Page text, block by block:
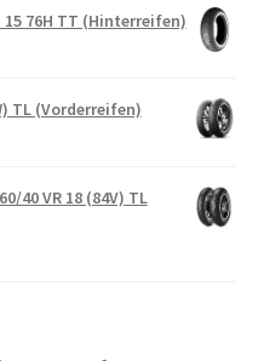
15 76H TT (Hinterreifen)
TL (Vorderreifen)
40 VR 18 (84V) TL